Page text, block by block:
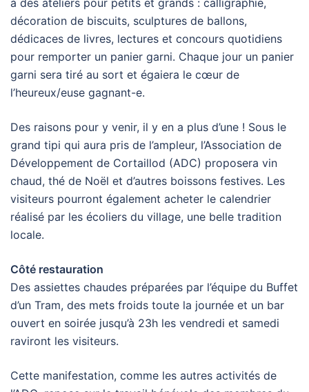
décoration de biscuits, sculptures de ballons,
dédicaces de livres, lectures et concours quotidiens
pour remporter un panier garni. Chaque jour un panier
garni sera tiré au sort et égaiera le cœur de
l’heureux/euse gagnant-e.
Des raisons pour y venir, il y en a plus d’une ! Sous le
grand tipi qui aura pris de l’ampleur, l’Association de
Développement de Cortaillod (ADC) proposera vin
chaud, thé de Noël et d’autres boissons festives. Les
visiteurs pourront également acheter le calendrier
réalisé par les écoliers du village, une belle tradition
locale.
Côté restauration
Des assiettes chaudes préparées par l’équipe du Buffet
d’un Tram, des mets froids toute la journée et un bar
ouvert en soirée jusqu’à 23h les vendredi et samedi
raviront les visiteurs.
Cette manifestation, comme les autres activités de